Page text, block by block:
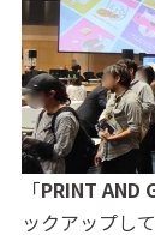
「PRINT AND
ックアップし